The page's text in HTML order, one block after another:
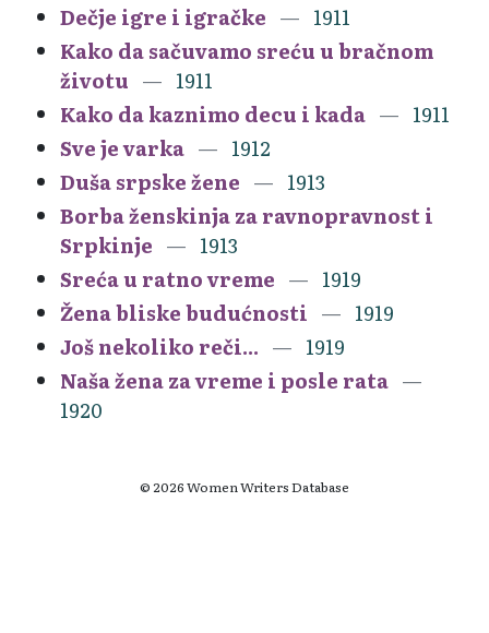
Dečje igre i igračke
1911
Kako da sačuvamo sreću u bračnom
životu
1911
Kako da kaznimo decu i kada
1911
Sve je varka
1912
Duša srpske žene
1913
Borba ženskinja za ravnopravnost i
Srpkinje
1913
Sreća u ratno vreme
1919
Žena bliske budućnosti
1919
Još nekoliko reči...
1919
Naša žena za vreme i posle rata
1920
© 2026 Women Writers Database